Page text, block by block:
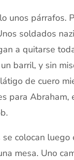
unos párrafos.
soldados
a quitarse
barril, y sin
de cuero
para Abraham,
colocan luego
mesa. Uno